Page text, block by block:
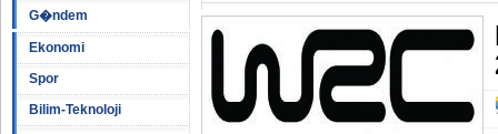
G�ndem
Ekonomi
Spor
Bilim-Teknoloji